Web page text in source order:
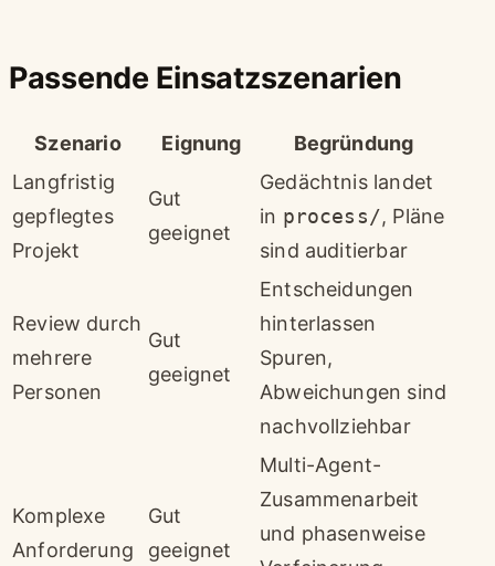
Passende Einsatzszenarien
Szenario Eignung
Begründung
Langfristig
gepflegtes
Projekt
Gut
geeignet
Gedächtnis landet
in process/, Pläne
sind auditierbar
Review durch
mehrere
Personen
Gut
geeignet
Entscheidungen
hinterlassen
Spuren,
Abweichungen sind
nachvollziehbar
Komplexe
Anforderung
Gut
geeignet
Multi-Agent-
Zusammenarbeit
und phasenweise